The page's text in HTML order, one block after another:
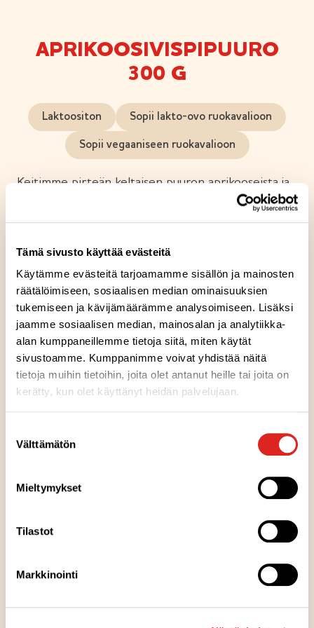
Tämä sivusto käyttää evästeitä
Käytämme evästeitä tarjoamamme sisällön ja mainosten
räätälöimiseen, sosiaalisen median ominaisuuksien
tukemiseen ja kävijämäärämme analysoimiseen. Lisäksi
jaamme sosiaalisen median, mainosalan ja analytiikka-
alan kumppaneillemme tietoja siitä, miten käytät
sivustoamme. Kumppanimme voivat yhdistää näitä
tietoja muihin tietoihin, joita olet antanut heille tai joita on
kerätty, kun olet käyttänyt heidän palvelujaan.
valinta
Välttämätön
Mieltymykset
Tilastot
Markkinointi
APRIKOOSIVISPIPUURO
300 G
Laktoositon Sopii lakto-ovo ruokavalioon
Sopii vegaaniseen ruokavalioon
Keitimme pirteän keltaisen puuron aprikooseista ja
mannasuurimoista ja vatkasimme sen ihanan
kuohkeaksi. Tämä maukas puuro sopii niin aamu-,
valmistus on sydäntämme lähellä ja keitämme ne
aina rakkaudella sinulle. Vegaaninen. Sopii
vegaaneille.
Ainesosat
Ravintosisältö
Säilytysohje